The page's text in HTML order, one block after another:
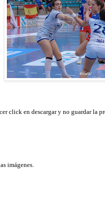
click en descargar y no guardar la
imágenes.